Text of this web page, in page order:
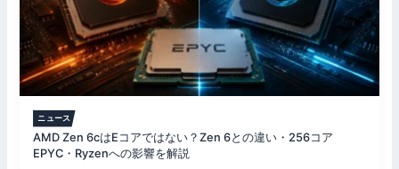
ニュース
AMD Zen 6cはEコアではない？Zen 6との違い・256コア
EPYC・Ryzenへの影響を解説